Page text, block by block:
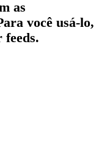
as
você usá-lo,
feeds.